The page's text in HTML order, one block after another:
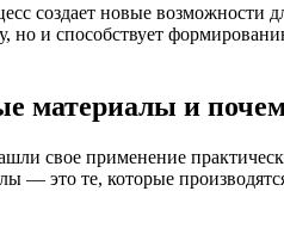
создает новые возможности
но и способствует
материалы и
свое применение
— это те, которые